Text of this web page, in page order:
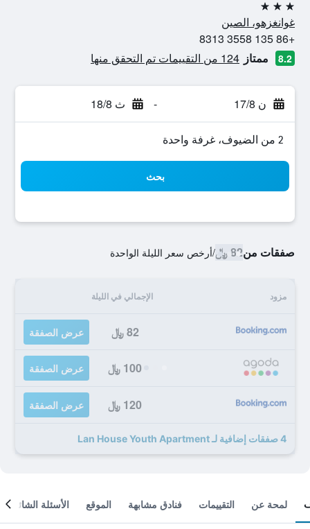
3 نجوم
غوانغزهو، الصين
+86 135 3558 8313
8.2 ممتاز 124 من التقييمات تم التحقق منها
ن 17/8 - ث 18/8
2 من الضيوف، غرفة واحدة
بحث
صفقات من82 ﷼ /أرخص سعر الليلة الواحدة
مزود الإجمالي في الليلة
82 ﷼ عرض الصفقة
100 ﷼ عرض الصفقة
120 ﷼ عرض الصفقة
4 صفقات إضافية لـ Lan House Youth Apartment
لمحة عن التقييمات فنادق مشابهة الموقع الأسئلة الشائعة